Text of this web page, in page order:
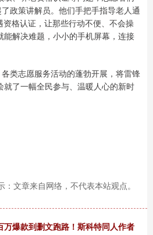
政策讲解员。他们手把手指导老人通
格认证，让那些行动不便、不会操
解决难题，小小的手机屏幕，连接
类志愿服务活动的蓬勃开展，将雷锋
了一幅全民参与、温暖人心的新时
：文章来自网络，不代表本站观点。
万爆款到删文跑路！斯科特同人作者